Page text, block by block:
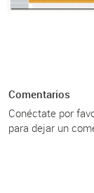
Comentarios
Conéctate por
para dejar un